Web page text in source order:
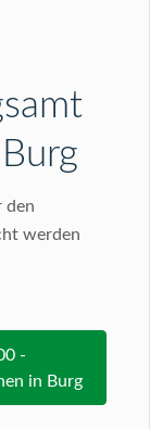
den
werden
-
in Burg